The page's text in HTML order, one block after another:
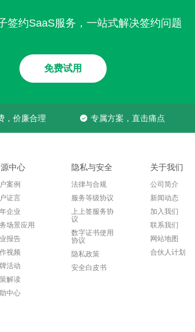
签约SaaS服务，一站式解决签约问题
免费试用
，价廉合理 专属方案，直击痛点
中心
案例
证言
企业
场景应用
报告
视频
活动
解读
中心
隐私与安全
法律与合规
服务等级协议
上上签服务协
议
数字证书使用
协议
隐私政策
安全白皮书
关于我们
公司简介
新闻动态
加入我们
联系我们
网站地图
合伙人计划